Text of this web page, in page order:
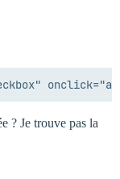
? Je trouve pas la